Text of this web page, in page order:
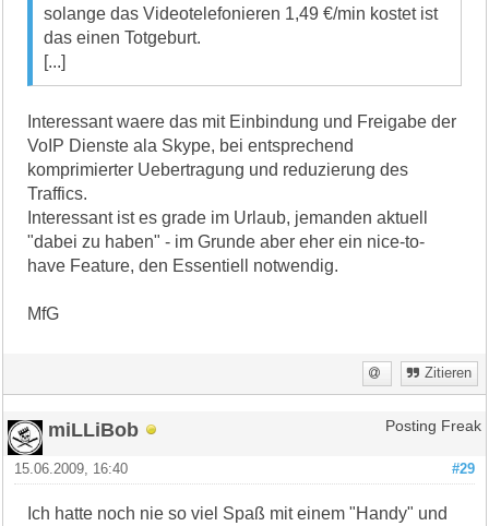
solange das Videotelefonieren 1,49 €/min kostet ist
das einen Totgeburt.
[...]
Interessant waere das mit Einbindung und Freigabe der
VoIP Dienste ala Skype, bei entsprechend
komprimierter Uebertragung und reduzierung des
Traffics.
Interessant ist es grade im Urlaub, jemanden aktuell
"dabei zu haben" - im Grunde aber eher ein nice-to-
have Feature, den Essentiell notwendig.
MfG
Zitieren
miLLiBob Posting Freak
#29
15.06.2009, 16:40
Ich hatte noch nie so viel Spaß mit einem "Handy" und